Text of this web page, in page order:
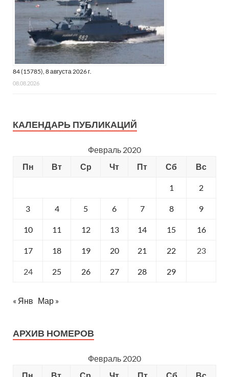
84 (15785), 8 августа 2026 г.
08.08.2026
КАЛЕНДАРЬ ПУБЛИКАЦИЙ
Февраль 2020
Пн
Вт Ср Чт Пт Сб Вс
1 2
3 4 5 6 7 8 9
10 11 12 13 14 15 16
17 18 19 20 21 22 23
24 25 26 27 28 29
« Янв Мар »
АРХИВ НОМЕРОВ
Февраль 2020